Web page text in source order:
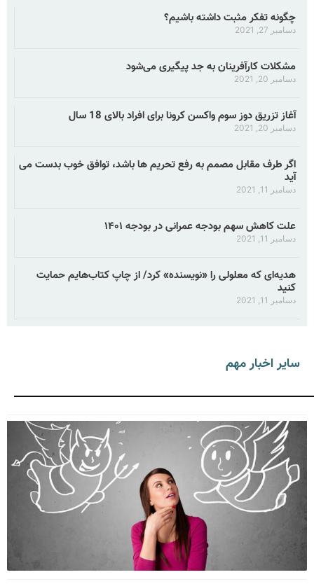
چگونه تفکر مثبت داشته باشیم؟
دسامبر 27, 2021
مشکلات کارآفرینان به جد پیگیری می‌شود
دسامبر 20, 2021
آغاز تزریق دوز سوم واکسن کرونا برای افراد بالای 18 سال
دسامبر 20, 2021
اگر طرف مقابل مصمم به رفع تحریم ها باشد، توافق خوب بدست می
آید
دسامبر 11, 2021
علت کاهش سهم بودجه عمرانی در بودجه ۱۴۰۱
دسامبر 11, 2021
هدیه‌ای که معلولی را «نویسنده» کرد/ از چاپ کتاب‌هایم حمایت
کنید
دسامبر 11, 2021
سایر اخبار مهم